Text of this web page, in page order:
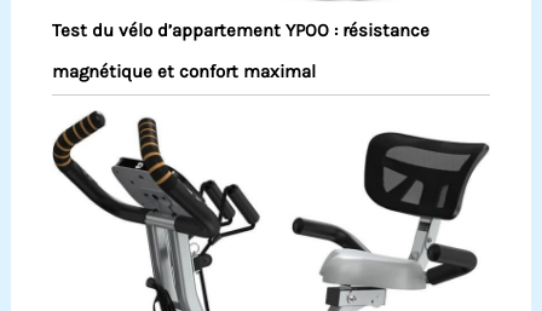
Test du vélo d’appartement YPOO : résistance
magnétique et confort maximal